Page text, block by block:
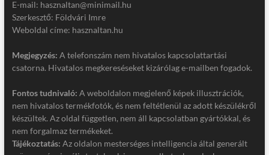
E-mail: hasznaltan@minimail.hu
Szerkesztő: Földvári Imre
Weboldal címe: hasznaltan.hu
Megjegyzés: A telefonszám nem hivatalos kapcsolattartási
csatorna. Hivatalos megkereséseket kizárólag e-mailben fogadok.
Fontos tudnivaló: A weboldalon megjelenő képek illusztrációk,
nem hivatalos termékfotók, és nem feltétlenül az adott készülékről
készültek. Az oldal független, nem áll kapcsolatban gyártókkal, és
nem forgalmaz termékeket.
Tájékoztatás: Az oldalon mesterséges intelligencia által generált